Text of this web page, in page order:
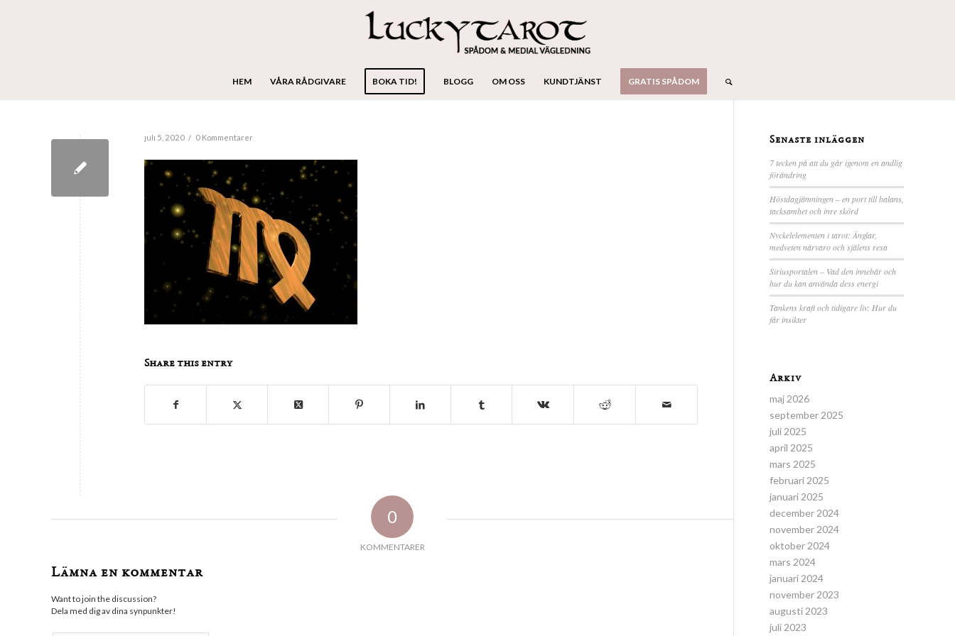
HEM VÅRA RÅDGIVARE BOKA TID! BLOGG OM OSS KUNDTJÄNST GRATIS SPÅDOM
juli 5, 2020 / 0 Kommentarer
Share this entry
0
KOMMENTARER
Lämna en kommentar
Want to join the discussion?
Dela med dig av dina synpunkter!
Senaste inläggen
7 tecken på att du går igenom en andlig
förändring
Höstdagjämningen – en port till balans,
tacksamhet och inre skörd
Nyckelelementen i tarot: Änglar,
medveten närvaro och själens resa
Siriusportalen – Vad den innebär och
hur du kan använda dess energi
Tankens kraft och tidigare liv: Hur du
får insikter
Arkiv
maj 2026
september 2025
juli 2025
april 2025
mars 2025
februari 2025
januari 2025
december 2024
november 2024
oktober 2024
mars 2024
januari 2024
november 2023
augusti 2023
juli 2023